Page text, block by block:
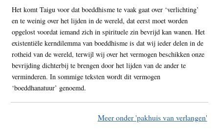
Het komt Taigu voor dat boeddhisme te vaak gaat over ‘verlichting’
en te weinig over het lijden in de wereld, dat eerst moet worden
opgelost voordat iemand zich in spirituele zin bevrijd kan wanen. Het
existentiële kerndilemma van boeddhisme is dat wij ieder delen in de
rotheid van de wereld, terwijl wij over het vermogen beschikken onze
bevrijding dichterbij te brengen door het lijden van de ander te
verminderen. In sommige teksten wordt dit vermogen
‘boeddhanatuur’ genoemd.
Meer onder 'pakhuis van verlangen'